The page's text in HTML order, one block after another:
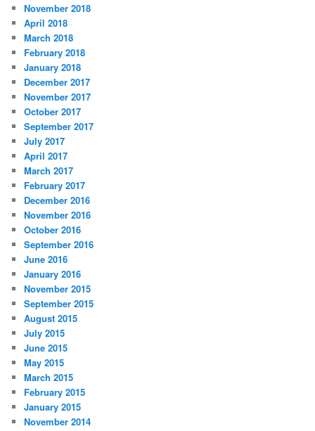
November 2018
April 2018
March 2018
February 2018
January 2018
December 2017
November 2017
October 2017
September 2017
July 2017
April 2017
March 2017
February 2017
December 2016
November 2016
October 2016
September 2016
June 2016
January 2016
November 2015
September 2015
August 2015
July 2015
June 2015
May 2015
March 2015
February 2015
January 2015
November 2014